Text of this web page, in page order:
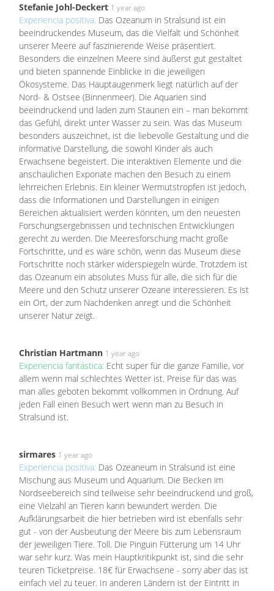
Stefanie Johl-Deckert 1 year ago
Experiencia positiva: Das Ozeanum in Stralsund ist ein
beeindruckendes Museum, das die Vielfalt und Schönheit
unserer Meere auf faszinierende Weise präsentiert.
Besonders die einzelnen Meere sind äußerst gut gestaltet
und bieten spannende Einblicke in die jeweiligen
Ökosysteme. Das Hauptaugenmerk liegt natürlich auf der
Nord- & Ostsee (Binnenmeer). Die Aquarien sind
beeindruckend und laden zum Staunen ein – man bekommt
das Gefühl, direkt unter Wasser zu sein. Was das Museum
besonders auszeichnet, ist die liebevolle Gestaltung und die
informative Darstellung, die sowohl Kinder als auch
Erwachsene begeistert. Die interaktiven Elemente und die
anschaulichen Exponate machen den Besuch zu einem
lehrreichen Erlebnis. Ein kleiner Wermutstropfen ist jedoch,
dass die Informationen und Darstellungen in einigen
Bereichen aktualisiert werden könnten, um den neuesten
Forschungsergebnissen und technischen Entwicklungen
gerecht zu werden. Die Meeresforschung macht große
Fortschritte, und es wäre schön, wenn das Museum diese
Fortschritte noch stärker widerspiegeln würde. Trotzdem ist
das Ozeanum ein absolutes Muss für alle, die sich für die
Meere und den Schutz unserer Ozeane interessieren. Es ist
ein Ort, der zum Nachdenken anregt und die Schönheit
unserer Natur zeigt.
Christian Hartmann 1 year ago
Experiencia fantástica: Echt super für die ganze Familie, vor
allem wenn mal schlechtes Wetter ist. Preise für das was
man alles geboten bekommt vollkommen in Ordnung. Auf
jeden Fall einen Besuch wert wenn man zu Besuch in
Stralsund ist.
sirmares 1 year ago
Experiencia positiva: Das Ozeaneum in Stralsund ist eine
Mischung aus Museum und Aquarium. Die Becken im
Nordseebereich sind teilweise sehr beeindruckend und groß,
eine Vielzahl an Tieren kann bewundert werden. Die
Aufklärungsarbeit die hier betrieben wird ist ebenfalls sehr
gut - von der Ausbeutung der Meere bis zum Lebensraum
der jeweiligen Tiere. Toll. Die Pinguin Fütterung um 14 Uhr
war sehr kurz. Was mein Hauptkritikpunkt ist, sind die sehr
teuren Ticketpreise. 18€ für Erwachsene - sorry aber das ist
einfach viel zu teuer. In anderen Ländern ist der Eintritt in